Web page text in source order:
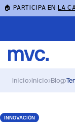
🏠 PARTICIPA ENLA
Inicio›Inicio›Blog›
INNOVACIÓN